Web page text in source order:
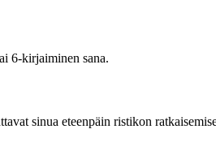
6-kirjaiminen sana.
sinua eteenpäin ristikon